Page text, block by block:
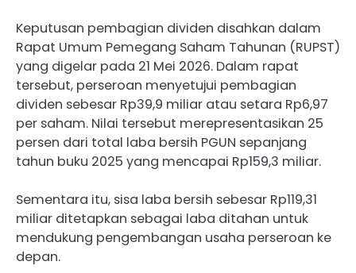
Keputusan pembagian dividen disahkan dalam
Rapat Umum Pemegang Saham Tahunan (RUPST)
yang digelar pada 21 Mei 2026. Dalam rapat
tersebut, perseroan menyetujui pembagian
dividen sebesar Rp39,9 miliar atau setara Rp6,97
per saham. Nilai tersebut merepresentasikan 25
persen dari total laba bersih PGUN sepanjang
tahun buku 2025 yang mencapai Rp159,3 miliar.
Sementara itu, sisa laba bersih sebesar Rp119,31
miliar ditetapkan sebagai laba ditahan untuk
mendukung pengembangan usaha perseroan ke
depan.